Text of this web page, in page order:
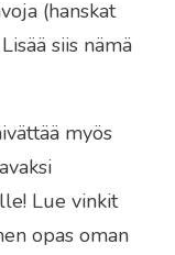
(hanskat
siis nämä
myös
Lue vinkit
opas oman